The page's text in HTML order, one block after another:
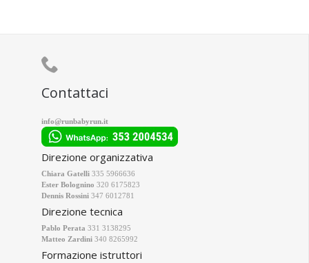

Contattaci
info@runbabyrun.it
Direzione organizzativa
Chiara Gatelli 335 5966636
Ester Bolognino 320 6175823
Dennis Rossini 347 6012781
Direzione tecnica
Pablo Perata 331 3138295
Matteo Zardini 340 8265992
Formazione istruttori